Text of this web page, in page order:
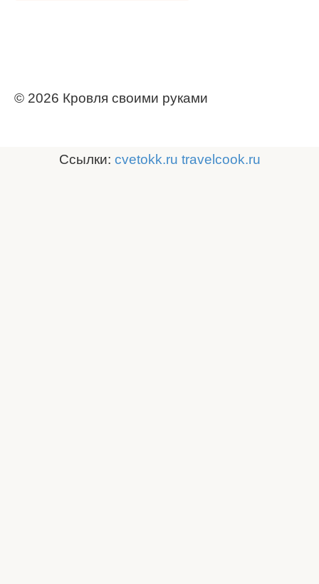
© 2026 Кровля своими руками
Ссылки: cvetokk.ru travelcook.ru